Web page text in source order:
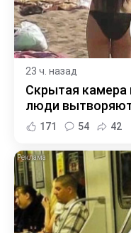
23 ч. назад
Скрытая
люди
171 54 42